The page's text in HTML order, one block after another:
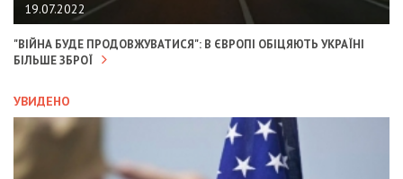
19.07.2022
"ВІЙНА БУДЕ ПРОДОВЖУВАТИСЯ": В ЄВРОПІ ОБІЦЯЮТЬ УКРАЇНІ
БІЛЬШЕ ЗБРОЇ
УВИДЕНО